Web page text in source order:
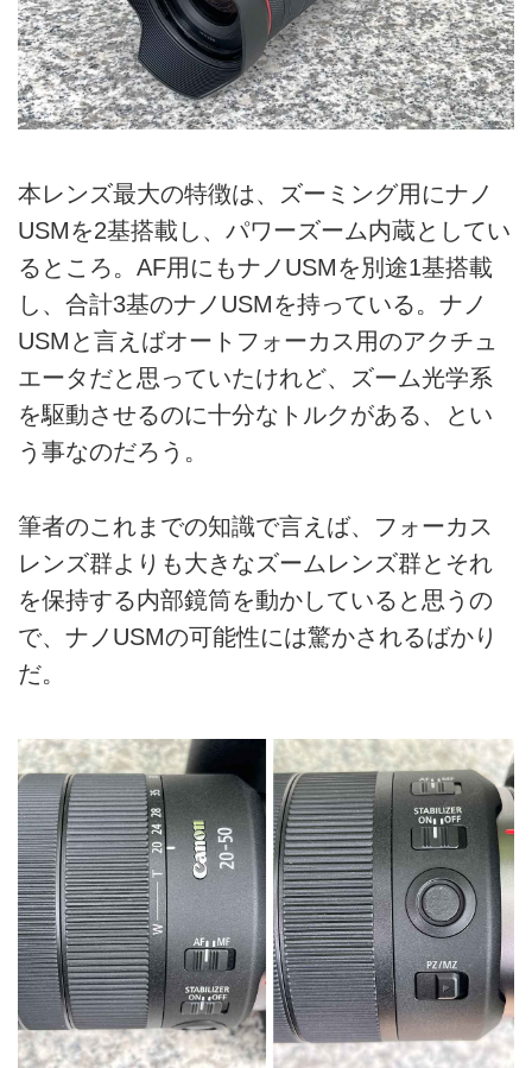
本レンズ最大の特徴は、ズーミング用にナノ
USMを2基搭載し、パワーズーム内蔵としてい
るところ。AF用にもナノUSMを別途1基搭載
し、合計3基のナノUSMを持っている。ナノ
USMと言えばオートフォーカス用のアクチュ
エータだと思っていたけれど、ズーム光学系
を駆動させるのに十分なトルクがある、とい
う事なのだろう。
筆者のこれまでの知識で言えば、フォーカス
レンズ群よりも大きなズームレンズ群とそれ
を保持する内部鏡筒を動かしていると思うの
で、ナノUSMの可能性には驚かされるばかり
だ。